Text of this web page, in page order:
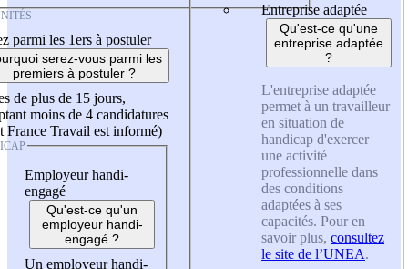
parmi les 1ers à postuler
serez-vous parmi les
premiers à postuler ?
de plus de 15 jours,
moins de 4 candidatures
France Travail est informé)
Employeur handi-
engagé
Qu'est-ce qu'un
employeur handi-
engagé ?
Un employeur handi-
Entreprise adaptée
Qu'est-ce qu'une
entreprise adaptée
?
L'entreprise adaptée
permet à un travailleur
en situation de
handicap d'exercer
une activité
professionnelle dans
des conditions
adaptées à ses
capacités. Pour en
savoir plus, consultez
le site de l’UNEA.